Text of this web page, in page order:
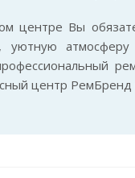
центре Вы
уютную
центр